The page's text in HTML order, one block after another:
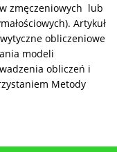
zmęczeniowych lub
Artykuł
obliczeniowe
modeli
obliczeń i
Metody